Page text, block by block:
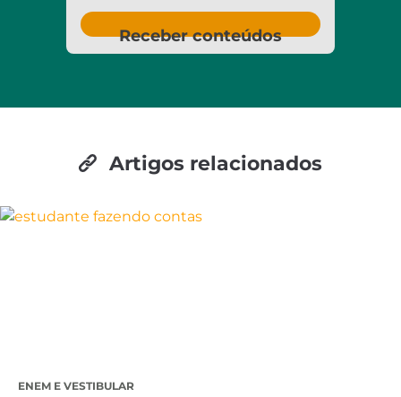
Receber conteúdos
Artigos relacionados
ENEM E VESTIBULAR